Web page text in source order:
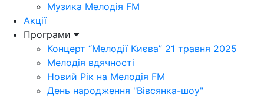
Музика Мелодія FM
Акції
Програми
Концерт “Мелодії Києва” 21 травня 2025
Мелодія вдячності
Новий Рік на Мелодія FM
День народження "Вівсянка-шоу"